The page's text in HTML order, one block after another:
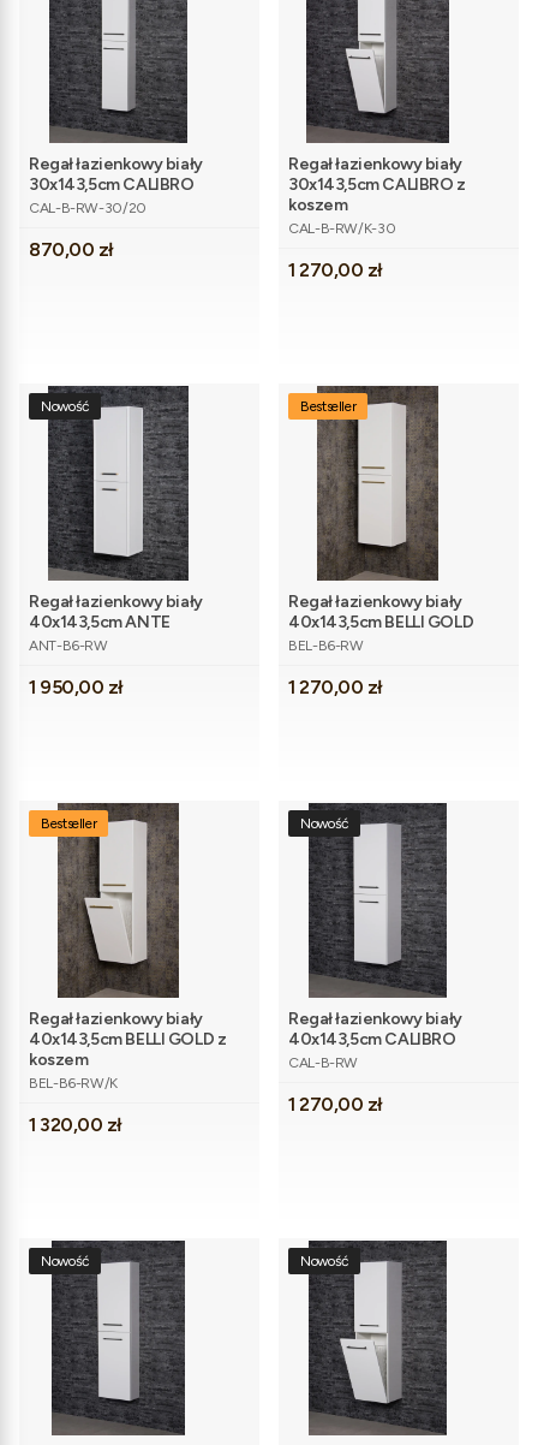
Regał łazienkowy biały
30x143,5cm CALIBRO
Kod produktu
CAL-B-RW-30/20
Cena
870,00 zł
Regał łazienkowy biały
30x143,5cm CALIBRO z
koszem
Kod produktu
CAL-B-RW/K-30
Cena
1 270,00 zł
Nowość
Regał łazienkowy biały
40x143,5cm ANTE
Kod produktu
ANT-B6-RW
Cena
1 950,00 zł
Bestseller
Regał łazienkowy biały
40x143,5cm BELLI GOLD
Kod produktu
BEL-B6-RW
Cena
1 270,00 zł
Bestseller
Regał łazienkowy biały
40x143,5cm BELLI GOLD z
koszem
Kod produktu
BEL-B6-RW/K
Cena
1 320,00 zł
Nowość
Regał łazienkowy biały
40x143,5cm CALIBRO
Kod produktu
CAL-B-RW
Cena
1 270,00 zł
Nowość Nowość